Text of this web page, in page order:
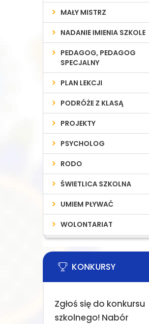
MAŁY MISTRZ
NADANIE IMIENIA SZKOLE
PEDAGOG, PEDAGOG
SPECJALNY
PLAN LEKCJI
PODRÓŻE Z KLASĄ
PROJEKTY
PSYCHOLOG
RODO
ŚWIETLICA SZKOLNA
UMIEM PŁYWAĆ
WOLONTARIAT
KONKURSY
Zgłoś się do konkursu
szkolnego! Nabór